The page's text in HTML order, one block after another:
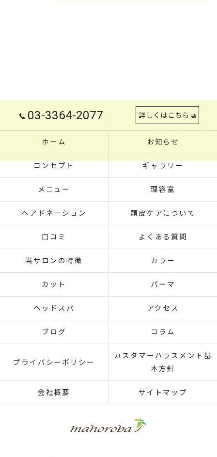
03-3364-2077 詳しくはこちら
ホーム お知らせ
コンセプト ギャラリー
メニュー 理容室
ヘアドネーション 頭皮ケアについて
口コミ よくある質問
当サロンの特徴 カラー
カット パーマ
ヘッドスパ アクセス
ブログ コラム
プライバシーポリシー
カスタマーハラスメント基
本方針
会社概要 サイトマップ